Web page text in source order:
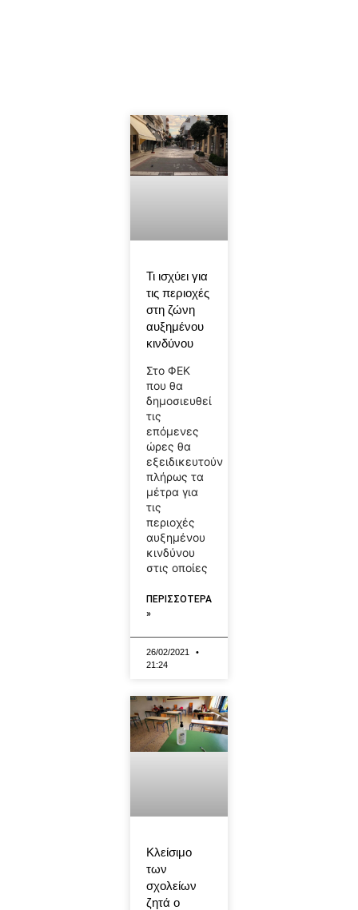
Τι ισχύει για
τις περιοχές
στη ζώνη
αυξημένου
κινδύνου
Στο ΦΕΚ
που θα
δημοσιευθεί
τις
επόμενες
ώρες θα
εξειδικευτούν
πλήρως τα
μέτρα για
τις
περιοχές
αυξημένου
κινδύνου
στις οποίες
ΠΕΡΙΣΣΟΤΕΡΑ
»
26/02/2021
21:24
Κλείσιμο
των
σχολείων
ζητά ο